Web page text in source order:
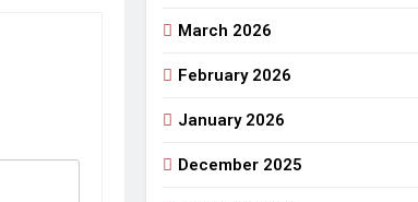
राजनीतिक सफरनामा : आन्दोलन से उपजे सवाल
पुलिस के हाथों में लहराने वाला डंडा
March 2026
February 2026
January 2026
December 2025